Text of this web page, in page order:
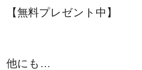
【無料プレゼント中】
他にも…